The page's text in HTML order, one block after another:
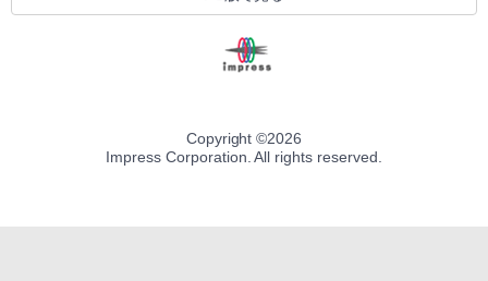
Copyright ©2026
Impress Corporation. All rights reserved.